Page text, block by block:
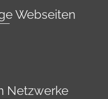
Webseiten
Netzwerke